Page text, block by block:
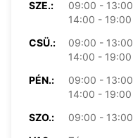
SZE.:
09:00 - 13:00
14:00 - 19:00
CSÜ.:
09:00 - 13:00
14:00 - 19:00
PÉN.:
09:00 - 13:00
14:00 - 19:00
SZO.:
09:00 - 13:00